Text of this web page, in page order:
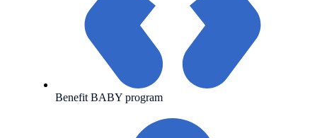
Benefit BABY program